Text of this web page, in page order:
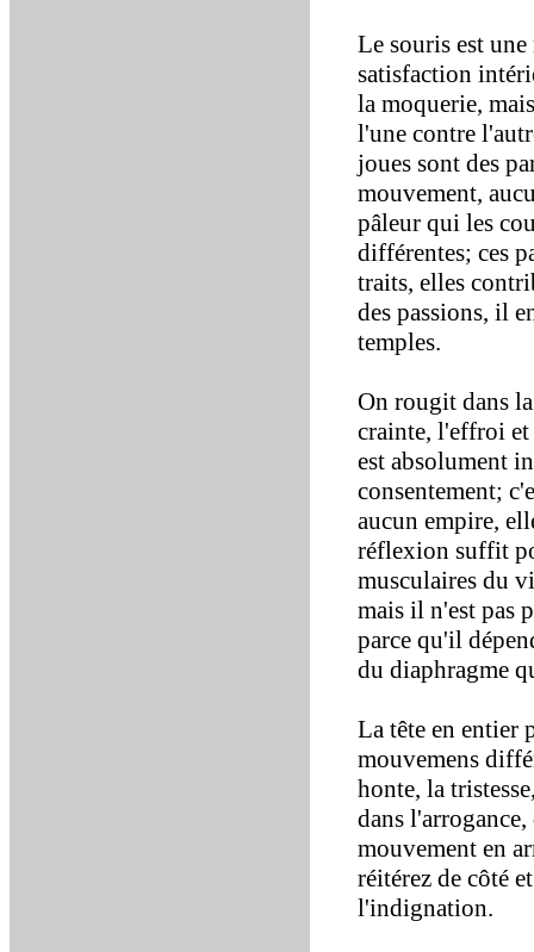
Le souris est
satisfaction
la moquerie,
l'une contre
joues sont des
mouvement,
pâleur qui les
différentes; ces
traits, elles
des passions, il
temples.
On rougit dans
crainte, l'effroi et
est absolument
consentement;
aucun empire,
réflexion suffit
musculaires du
mais il n'est pas
parce qu'il
du diaphragme
La tête en entier
mouvemens
honte, la
dans
mouvement en
réitérez de côté
l'indignation.